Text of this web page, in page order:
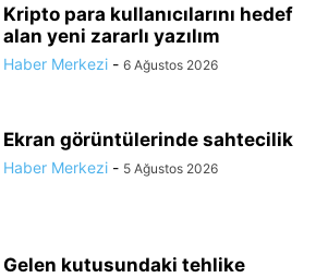
Kripto para kullanıcılarını hedef
alan yeni zararlı yazılım
Haber Merkezi - 6 Ağustos 2026
Ekran görüntülerinde sahtecilik
Haber Merkezi - 5 Ağustos 2026
Gelen kutusundaki tehlike